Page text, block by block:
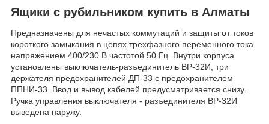
Ящики с рубильником купить в Алматы
Предназначены для нечастых коммутаций и защиты от токов
короткого замыкания в цепях трехфазного переменного тока
напряжением 400/230 В частотой 50 Гц. Внутри корпуса
установлены выключатель-разъединитель ВР-32И, три
держателя предохранителей ДП-33 с предохранителем
ППНИ-33. Ввод и вывод кабелей предусматривается снизу.
Ручка управления выключателя - разъединителя ВР-32И
выведена наружу.